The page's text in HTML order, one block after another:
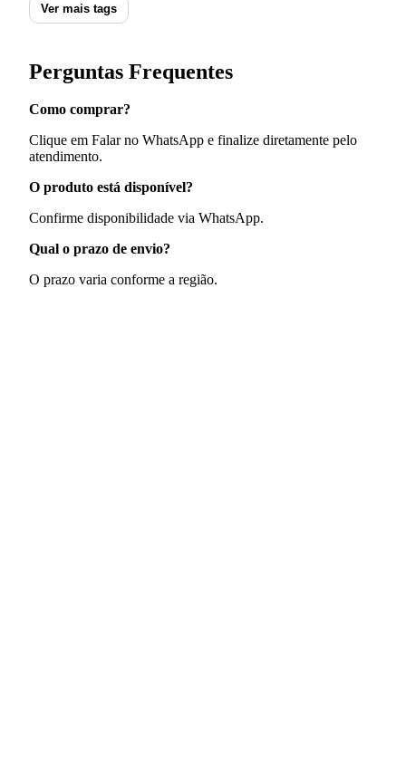
Ver mais tags
Perguntas Frequentes
Como comprar?
Clique em Falar no WhatsApp e finalize diretamente pelo
atendimento.
O produto está disponível?
Confirme disponibilidade via WhatsApp.
Qual o prazo de envio?
O prazo varia conforme a região.